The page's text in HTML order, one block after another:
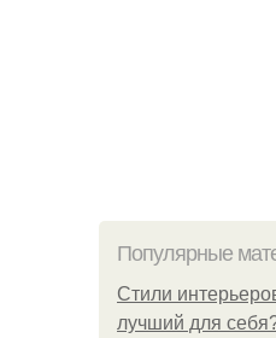
Популярные
Стили
лучший для